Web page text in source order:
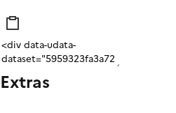
Extras